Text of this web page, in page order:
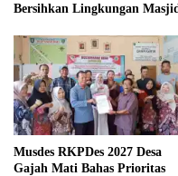
Bersihkan Lingkungan
Musdes RKPDes 2027 Desa
Gajah Mati Bahas Prioritas